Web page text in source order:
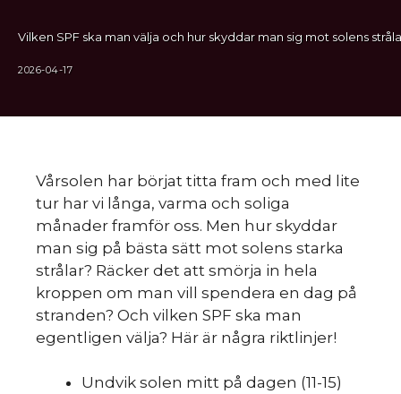
Vilken SPF ska man välja och hur skyddar man sig mot solens
2026-04-17
Vårsolen har börjat titta fram och med lite
tur har vi långa, varma och soliga
månader framför oss. Men hur skyddar
man sig på bästa sätt mot solens starka
strålar? Räcker det att smörja in hela
kroppen om man vill spendera en dag på
stranden? Och vilken SPF ska man
egentligen välja? Här är några riktlinjer!
Undvik solen mitt på dagen (11-15)